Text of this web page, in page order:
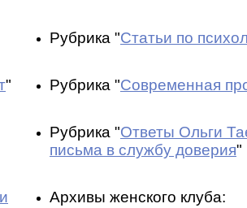
Рубрика "Статьи по
" Рубрика "Современная
Рубрика "Ответы Ольги
письма в службу доверия"
Архивы женского клуба: